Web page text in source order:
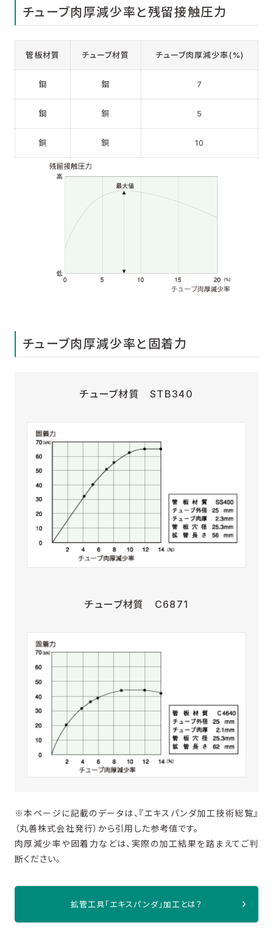
チューブ肉厚減少率と残留接触圧力
管板材質 チューブ材質 チューブ肉厚減少率(%)
鋼 鋼 7
鋼 銅 5
銅 銅 10
チューブ肉厚減少率と固着力
チューブ材質 STB340
チューブ材質 C6871
※本ページに記載のデータは、『エキスパンダ加工技術総覧』
（丸善株式会社発行）から引用した参考値です。
肉厚減少率や固着力などは、実際の加工結果を踏まえてご判
断ください。
拡管工具「エキスパンダ」加工とは？